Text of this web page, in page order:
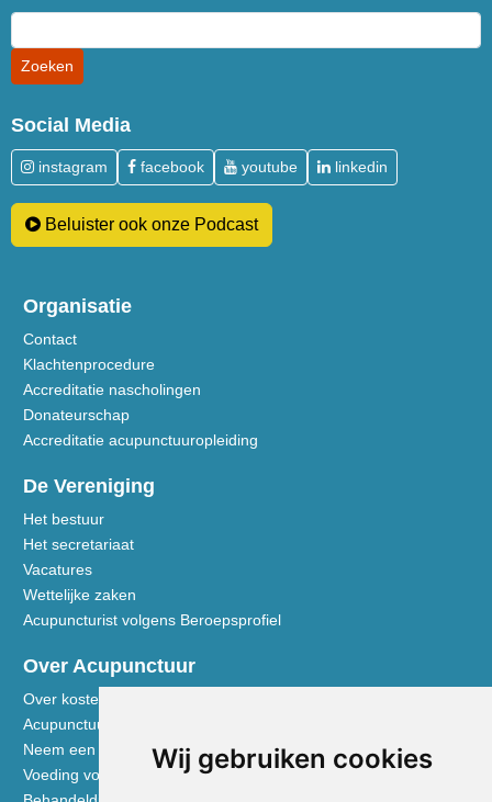
Wij gebruiken cookies
Social Media
instagram facebook youtube linkedin
Beluister ook onze Podcast
Organisatie
Contact
Klachtenprocedure
Accreditatie nascholingen
Donateurschap
Accreditatie acupunctuuropleiding
De Vereniging
Het bestuur
Het secretariaat
Vacatures
Wettelijke zaken
Acupuncturist volgens Beroepsprofiel
Over Acupunctuur
Over kosten en vergoedingen
Acupunctuur toegelicht
Neem een kijkje in de praktijk
Voeding volgens de Vijf Elementen